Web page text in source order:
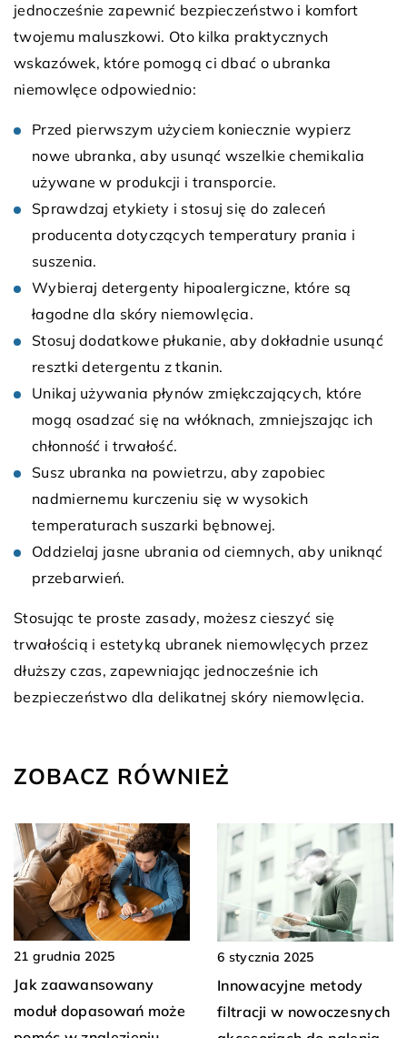
jednocześnie zapewnić bezpieczeństwo i komfort
twojemu maluszkowi. Oto kilka praktycznych
wskazówek, które pomogą ci dbać o ubranka
niemowlęce odpowiednio:
Przed pierwszym użyciem koniecznie wypierz
nowe ubranka, aby usunąć wszelkie chemikalia
używane w produkcji i transporcie.
Sprawdzaj etykiety i stosuj się do zaleceń
producenta dotyczących temperatury prania i
suszenia.
Wybieraj detergenty hipoalergiczne, które są
łagodne dla skóry niemowlęcia.
Stosuj dodatkowe płukanie, aby dokładnie usunąć
resztki detergentu z tkanin.
Unikaj używania płynów zmiękczających, które
mogą osadzać się na włóknach, zmniejszając ich
chłonność i trwałość.
Susz ubranka na powietrzu, aby zapobiec
nadmiernemu kurczeniu się w wysokich
temperaturach suszarki bębnowej.
Oddzielaj jasne ubrania od ciemnych, aby uniknąć
przebarwień.
Stosując te proste zasady, możesz cieszyć się
trwałością i estetyką ubranek niemowlęcych przez
dłuższy czas, zapewniając jednocześnie ich
bezpieczeństwo dla delikatnej skóry niemowlęcia.
ZOBACZ RÓWNIEŻ
21 grudnia 2025
Jak zaawansowany
moduł dopasowań może
6 stycznia 2025
Innowacyjne metody
filtracji w nowoczesnych